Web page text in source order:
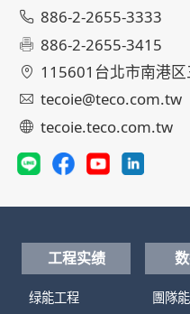
886-2-2655-3333
886-2-2655-3415
115601台北市南港
tecoie@teco.com.tw
tecoie.teco.com.tw
工程实绩
绿能工程
團隊